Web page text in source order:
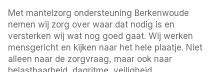
Met mantelzorg ondersteuning Berkenwoude
nemen wij zorg over waar dat nodig is en
versterken wij wat nog goed gaat. Wij werken
mensgericht en kijken naar het hele plaatje. Niet
alleen naar de zorgvraag, maar ook naar